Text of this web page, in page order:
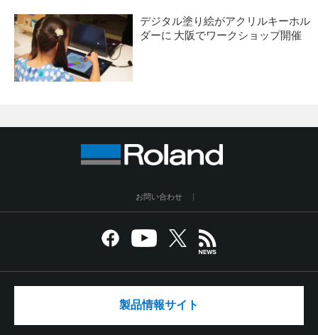
デジタル塗り絵がアクリルキーホル
ダーに 大阪でワークショップ開催
お問い合わせ
製品情報サイト